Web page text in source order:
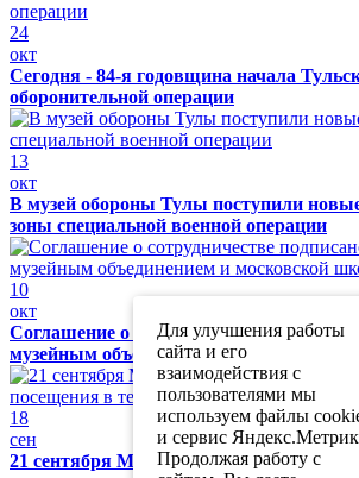
24
окт
Сегодня - 84-я годовщина начала
оборонительной операции
13
окт
В музей обороны Тулы поступили
зоны специальной военной операции
10
окт
Соглашение о сотрудничестве
музейным объединением и московской
18
сен
21 сентября Музей обороны Тулы будет
Для улучшения работы
сайта и его
взаимодействия с
пользователями мы
используем файлы
и сервис
Продолжая работу с